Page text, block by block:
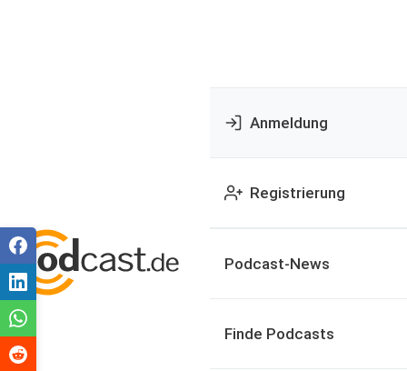
Anmeldung
Registrierung
Podcast-News
Finde Podcasts